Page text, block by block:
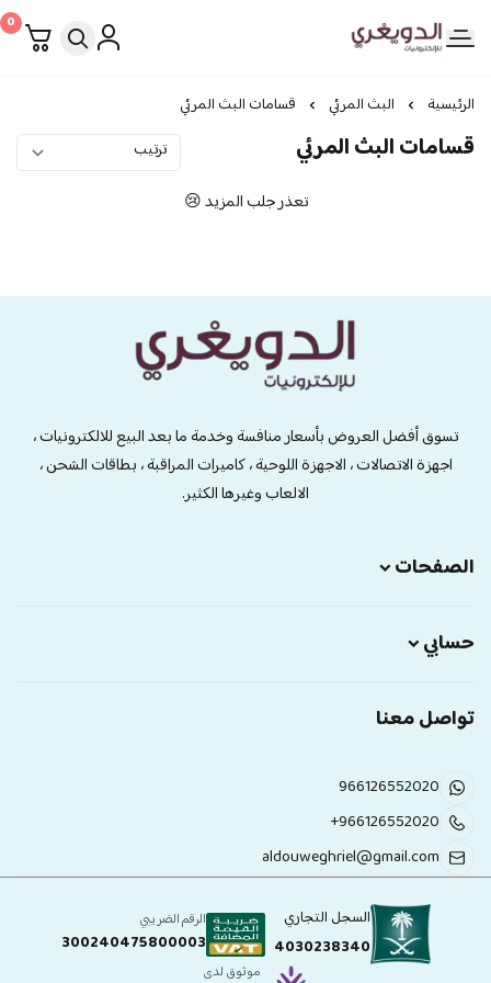
الدويغري • للإلكترونيات
0
الرئيسية البث المرئي قسامات البث المرئي
قسامات البث المرئي
تعذر جلب المزيد 😢
تسوق أفضل العروض بأسعار منافسة وخدمة ما بعد البيع للالكترونيات ،
اجهزة الاتصالات ، الاجهزة اللوحية ، كاميرات المراقبة ، بطاقات الشحن ،
الالعاب وغيرها الكثير.
الصفحات
حسابي
تواصل معنا
966126552020
+966126552020
aldouweghriel@gmail.com
السجل التجاري
4030238340
الرقم الضريبي
300240475800003
موثوق لدى